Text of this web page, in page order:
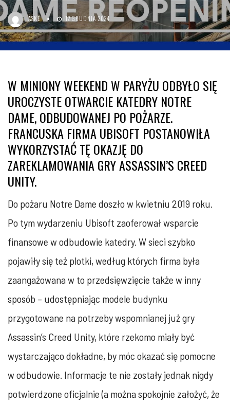
ASKE 12 GRUDNIA 2024
W MINIONY WEEKEND W PARYŻU ODBYŁO SIĘ
UROCZYSTE OTWARCIE KATEDRY NOTRE
DAME, ODBUDOWANEJ PO POŻARZE.
FRANCUSKA FIRMA UBISOFT POSTANOWIŁA
WYKORZYSTAĆ TĘ OKAZJĘ DO
ZAREKLAMOWANIA GRY ASSASSIN’S CREED
UNITY.
Do pożaru Notre Dame doszło w kwietniu 2019 roku.
Po tym wydarzeniu Ubisoft zaoferował wsparcie
finansowe w odbudowie katedry. W sieci szybko
pojawiły się też plotki, według których firma była
zaangażowana w to przedsięwzięcie także w inny
sposób – udostępniając modele budynku
przygotowane na potrzeby wspomnianej już gry
Assassin’s Creed Unity, które rzekomo miały być
wystarczająco dokładne, by móc okazać się pomocne
w odbudowie. Informacje te nie zostały jednak nigdy
potwierdzone oficjalnie (a można spokojnie założyć, że